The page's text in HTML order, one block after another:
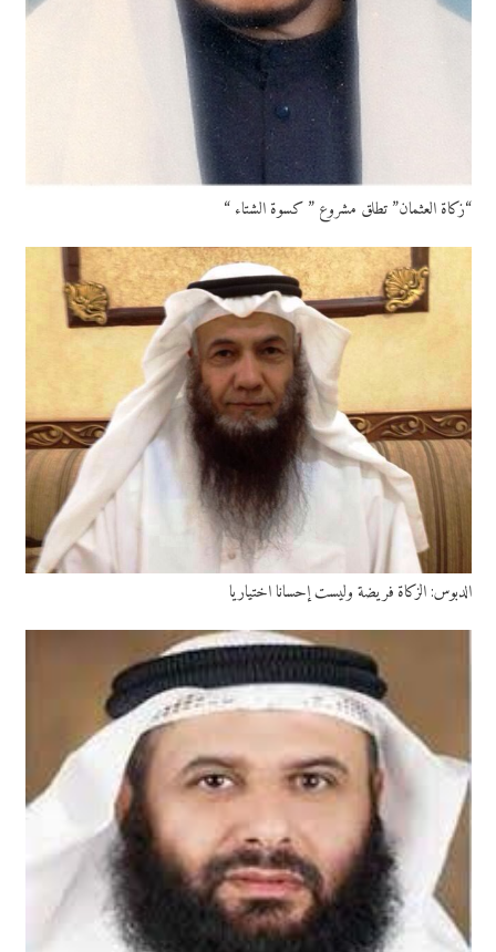
“زكاة العثمان” تطلق مشروع ” كسوة الشتاء “
الدبوس: الزكاة فريضة وليست إحسانا اختياريا